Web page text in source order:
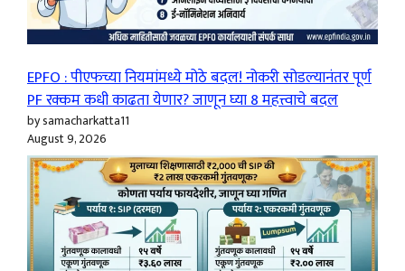
EPFO : पीएफच्या नियमांमध्ये मोठे बदल! नोकरी सोडल्यानंतर पूर्ण
PF रक्कम कधी काढता येणार? जाणून घ्या 8 महत्त्वाचे बदल
by samacharkatta11
August 9, 2026